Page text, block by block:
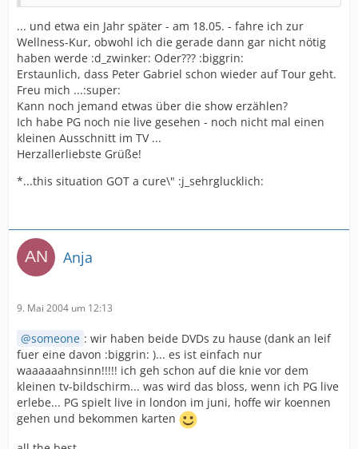
... und etwa ein Jahr später - am 18.05. - fahre ich zur
Wellness-Kur, obwohl ich die gerade dann gar nicht nötig
haben werde :d_zwinker: Oder??? :biggrin:
Erstaunlich, dass Peter Gabriel schon wieder auf Tour geht.
Freu mich ...:super:
Kann noch jemand etwas über die show erzählen?
Ich habe PG noch nie live gesehen - noch nicht mal einen
kleinen Ausschnitt im TV ...
Herzallerliebste Grüße!
*...this situation GOT a cure\" :j_sehrglucklich:
Anja
9. Mai 2004 um 12:13
someone : wir haben beide DVDs zu hause (dank an leif
fuer eine davon :biggrin: )... es ist einfach nur
waaaaaahnsinn!!!!! ich geh schon auf die knie vor dem
kleinen tv-bildschirm... was wird das bloss, wenn ich PG live
erlebe... PG spielt live in london im juni, hoffe wir koennen
gehen und bekommen karten